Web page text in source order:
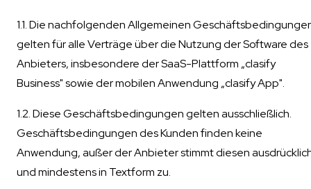
1.1. Die nachfolgenden Allgemeinen
gelten für alle Verträge über die Nutzung der Software des
Anbieters, insbesondere der SaaS-Plattform „clasify
Business" sowie der mobilen Anwendung „clasify App".
1.2. Diese Geschäftsbedingungen gelten ausschließlich.
Geschäftsbedingungen des Kunden finden keine
Anwendung, außer der Anbieter stimmt diesen
und mindestens in Textform zu.